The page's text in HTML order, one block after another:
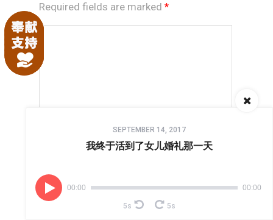
Required fields are marked *
NAME*
SEPTEMBER 14, 2017
我终于活到了女儿婚礼那一天
00:00 00:00
5s 5s